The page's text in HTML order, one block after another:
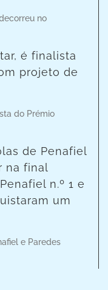
no
é finalista
projeto de
do Prémio
de Penafiel
na final
n.º 1 e
um
e Paredes